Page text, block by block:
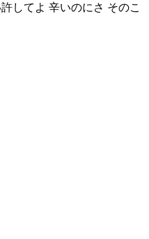
してよ 辛いのにさ そのこ